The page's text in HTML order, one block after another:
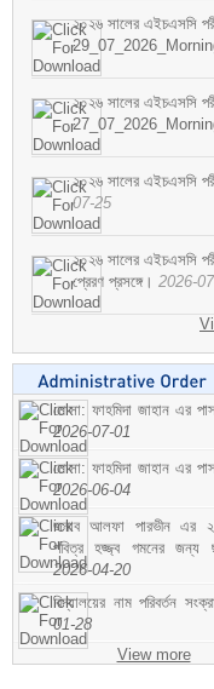
২০২৬ সালের এইচএসসি
২০২৬ সালের এইচএসসি
২০২৬ সালের এইচএসসি
07-25
২০২৬ সালের এইচএসসি
প্রেরণ প্রসঙ্গে। 2026-
মোসা: ফাহমিদা জাহান এর
2026-07-01
মোসা: ফাহমিদা জাহান এর
2026-06-04
জনাব আলফা পারভীন এর
পবিত্র হজ্জ্ব গমনের জন্য
2026-04-20
বিদ্যালয়ের নাম পরিবর্তন
01-28
View more